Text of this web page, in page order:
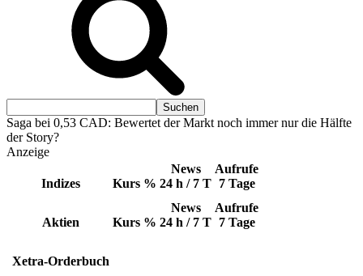
Saga bei 0,53 CAD: Bewertet der Markt noch immer nur die Hälfte
der Story?
Anzeige
Indizes Kurs %
News
24 h / 7 T
Aufrufe
7 Tage
Aktien Kurs %
News
24 h / 7 T
Aufrufe
7 Tage
Xetra-Orderbuch